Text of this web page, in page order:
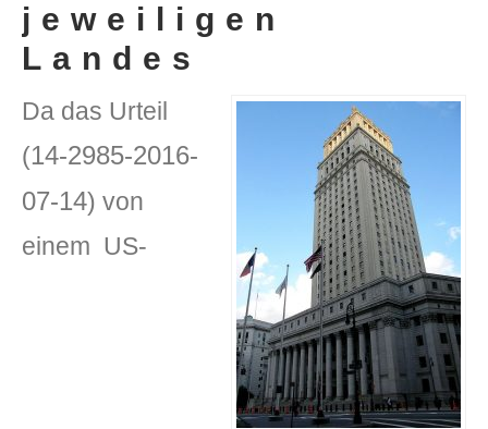
jeweiligen
Landes
Da das Urteil
(14-2985-2016-
07-14) von
einem US-